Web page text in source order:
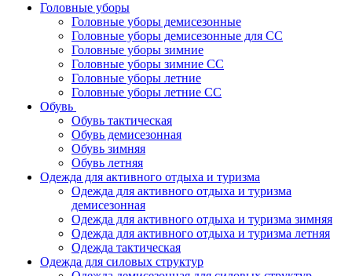
Головные уборы
Головные уборы демисезонные
Головные уборы демисезонные для СС
Головные уборы зимние
Головные уборы зимние СС
Головные уборы летние
Головные уборы летние СС
Обувь
Обувь тактическая
Обувь демисезонная
Обувь зимняя
Обувь летняя
Одежда для активного отдыха и туризма
Одежда для активного отдыха и туризма
демисезонная
Одежда для активного отдыха и туризма зимняя
Одежда для активного отдыха и туризма летняя
Одежда тактическая
Одежда для силовых структур